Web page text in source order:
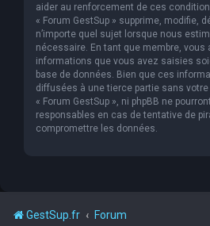
aider au renforcement de ces
« Forum GestSup » supprime, modifie,
n’importe quel sujet lorsque nous
nécessaire. En tant que membre,
informations que vous avez saisies
base de données. Bien que ces
diffusées à une tierce partie sans
« Forum GestSup », ni phpBB ne
responsables en cas de tentative de
compromettre les données.
GestSup.fr Forum